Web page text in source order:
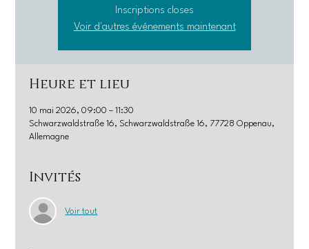
Inscriptions closes
Voir d'autres événements maintenant
Heure et lieu
10 mai 2026, 09:00 – 11:30
Schwarzwaldstraße 16, Schwarzwaldstraße 16, 77728 Oppenau,
Allemagne
Invités
Voir tout